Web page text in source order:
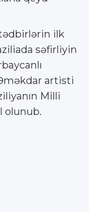
ilk
səfirliyin
artisti
Milli
olunub.